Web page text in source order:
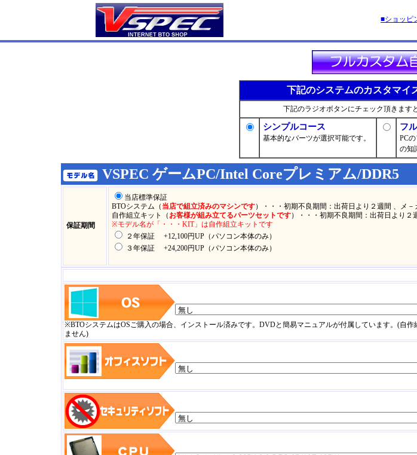
■ショッピ
下記のシステムのカスタマイ
下記のラジオボタンにチェック頂きます
シンプルコース
基本的なパーツが選択可能です。
フ
PC
の知
VSPEC ゲームPC/Intel Coreプレミアム/DDR5
保証期間
当店標準保証
BTOシステム（ 当店で組立済みのマシンです）・・・初期不良期間：出荷日より２週間 、メ－
自作組立キット（ お客様が組み立てるパーツセットです）・・・初期不良期間：出荷日より２
※モデル名が「・・・KIT」は自作組立キットです
２年保証 +12,100円UP（パソコン本体のみ）
３年保証 +24,200円UP（パソコン本体のみ）
※BTOシステムはOSご購入の場合、インストール済みです。DVDと簡易マニュアルが付属しています。(自
ません)